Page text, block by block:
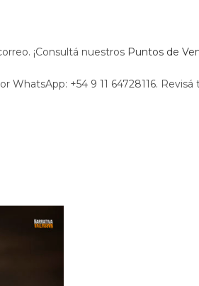
¡Consultá nuestros Puntos de
WhatsApp: +54 9 11 64728116. Revisá